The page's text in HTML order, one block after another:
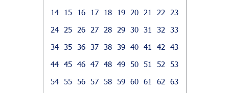
14
15 16 17 18 19 20 21 22
23
24
25 26 27 28 29 30 31 32
33
34 35 36 37 38 39 40 41 42
43
44 45 46 47 48 49 50 51 52
53
54 55 56 57 58 59 60 61 62
63